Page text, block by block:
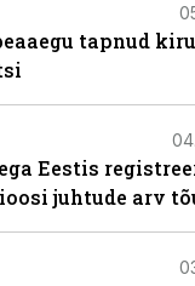
tapnud
Eestis
juhtude arv